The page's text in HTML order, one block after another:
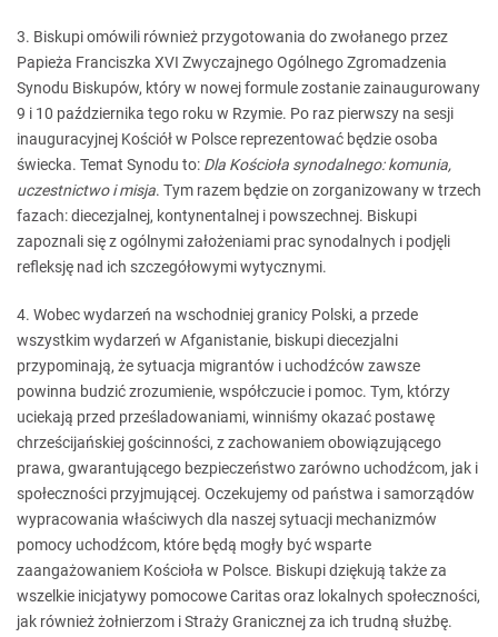
3. Biskupi omówili również przygotowania do zwołanego przez
Papieża Franciszka XVI Zwyczajnego Ogólnego Zgromadzenia
Synodu Biskupów, który w nowej formule zostanie zainaugurowany
9 i 10 października tego roku w Rzymie. Po raz pierwszy na sesji
inauguracyjnej Kościół w Polsce reprezentować będzie osoba
świecka. Temat Synodu to: Dla Kościoła synodalnego: komunia,
uczestnictwo i misja. Tym razem będzie on zorganizowany w trzech
fazach: diecezjalnej, kontynentalnej i powszechnej. Biskupi
zapoznali się z ogólnymi założeniami prac synodalnych i podjęli
refleksję nad ich szczegółowymi wytycznymi.
4. Wobec wydarzeń na wschodniej granicy Polski, a przede
wszystkim wydarzeń w Afganistanie, biskupi diecezjalni
przypominają, że sytuacja migrantów i uchodźców zawsze
powinna budzić zrozumienie, współczucie i pomoc. Tym, którzy
uciekają przed prześladowaniami, winniśmy okazać postawę
chrześcijańskiej gościnności, z zachowaniem obowiązującego
prawa, gwarantującego bezpieczeństwo zarówno uchodźcom, jak i
społeczności przyjmującej. Oczekujemy od państwa i samorządów
wypracowania właściwych dla naszej sytuacji mechanizmów
pomocy uchodźcom, które będą mogły być wsparte
zaangażowaniem Kościoła w Polsce. Biskupi dziękują także za
wszelkie inicjatywy pomocowe Caritas oraz lokalnych społeczności,
jak również żołnierzom i Straży Granicznej za ich trudną służbę.